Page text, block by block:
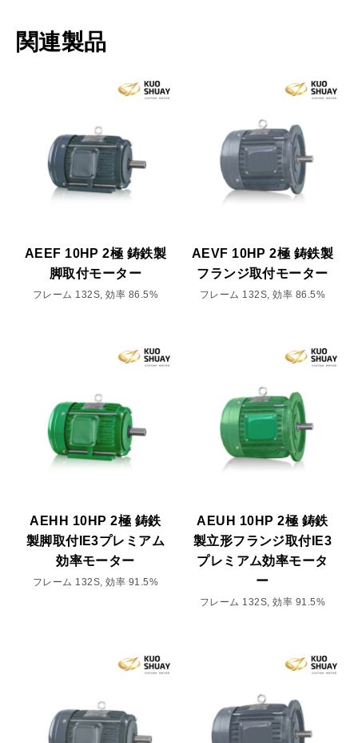
関連製品
AEEF 10HP 2極 鋳鉄製
脚取付モーター
フレーム 132S, 効率 86.5%
AEVF 10HP 2極 鋳鉄製
フランジ取付モーター
フレーム 132S, 効率 86.5%
AEHH 10HP 2極 鋳鉄
製脚取付IE3プレミアム
効率モーター
フレーム 132S, 効率 91.5%
AEUH 10HP 2極 鋳鉄
製立形フランジ取付IE3
プレミアム効率モータ
ー
フレーム 132S, 効率 91.5%